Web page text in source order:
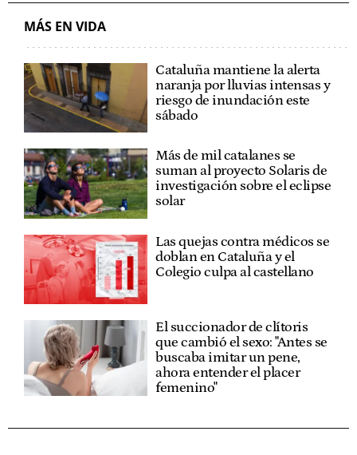
MÁS EN VIDA
Cataluña mantiene la alerta
naranja por lluvias intensas y
riesgo de inundación este
sábado
Más de mil catalanes se
suman al proyecto Solaris de
investigación sobre el eclipse
solar
Las quejas contra médicos se
doblan en Cataluña y el
Colegio culpa al castellano
El succionador de clítoris
que cambió el sexo: "Antes se
buscaba imitar un pene,
ahora entender el placer
femenino"